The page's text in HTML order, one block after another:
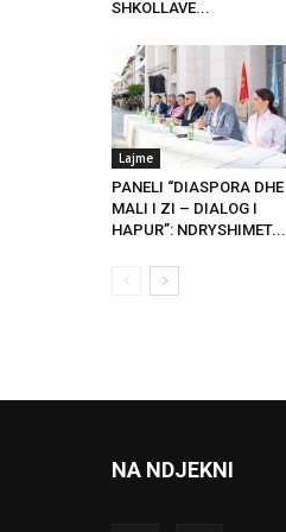
SHKOLLAVE...
Lajme
PANELI “DIASPORA DHE
MALI I ZI – DIALOG I
HAPUR”: NDRYSHIMET...
NA NDJEKNI